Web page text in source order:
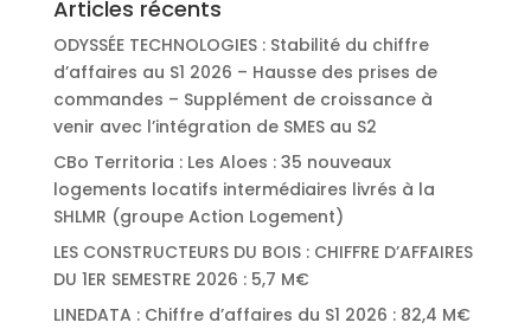
Articles récents
ODYSSÉE TECHNOLOGIES : Stabilité du chiffre
d’affaires au S1 2026 – Hausse des prises de
commandes – Supplément de croissance à
venir avec l’intégration de SMES au S2
CBo Territoria : Les Aloes : 35 nouveaux
logements locatifs intermédiaires livrés à la
SHLMR (groupe Action Logement)
LES CONSTRUCTEURS DU BOIS : CHIFFRE D’AFFAIRES
DU 1ER SEMESTRE 2026 : 5,7 M€
LINEDATA : Chiffre d’affaires du S1 2026 : 82,4 M€